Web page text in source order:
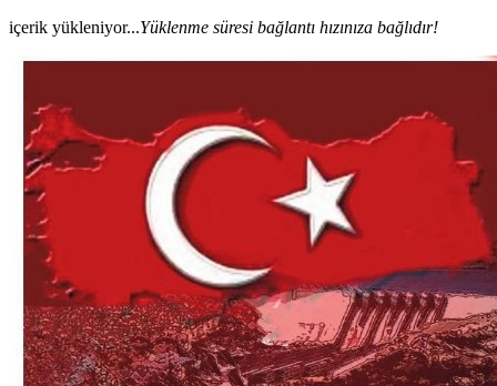
içerik yükleniyor...Yüklenme süresi bağlantı hızınıza bağlıdır!